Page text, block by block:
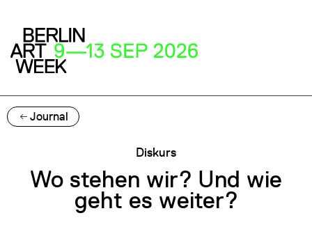
Journal
Diskurs
Wo stehen wir? Und wie
geht es weiter?